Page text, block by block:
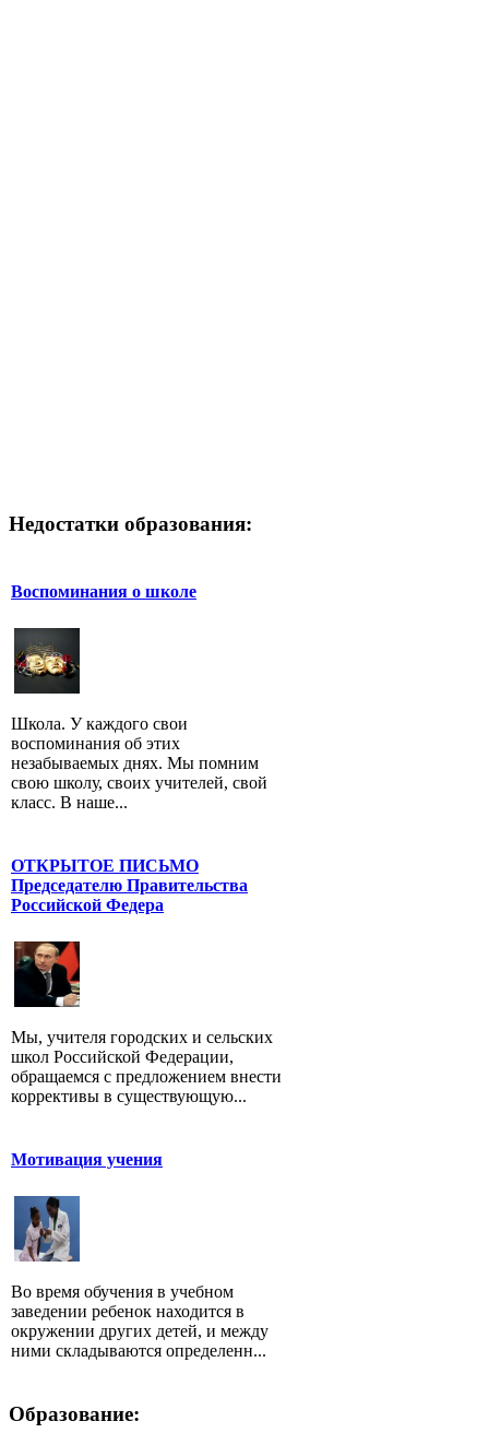
Недостатки образования:
Воспоминания о школе
Школа. У каждого свои
воспоминания об этих
незабываемых днях. Мы помним
свою школу, своих учителей, свой
класс. В наше...
ОТКРЫТОЕ ПИСЬМО
Председателю Правительства
Российской Федера
Мы, учителя городских и сельских
школ Российской Федерации,
обращаемся с предложением внести
коррективы в существующую...
Мотивация учения
Во время обучения в учебном
заведении ребенок находится в
окружении других детей, и между
ними складываются определенн...
Образование: